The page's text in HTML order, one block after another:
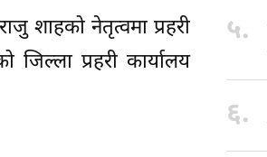
शाहको नेतृत्वमा प्रहरी
प्रहरी कार्यालय
५.
६.